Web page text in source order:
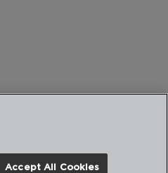
Accept All Cookies